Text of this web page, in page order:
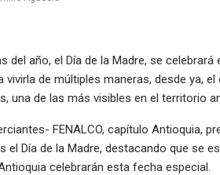
del año, el Día de la Madre, se
vivirla de múltiples maneras, desde ya,
una de las más visibles en el territorio
FENALCO, capítulo Antioquia,
Día de la Madre, destacando que se
celebrarán esta fecha especial.